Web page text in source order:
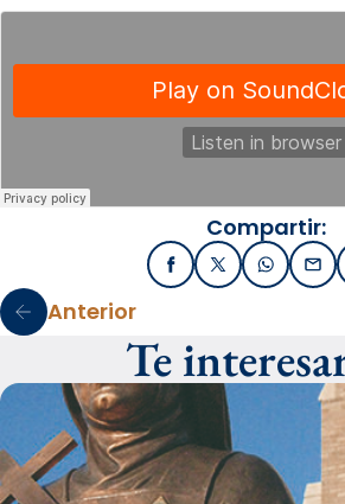
Compartir:
FacebookX / Twitter
Anterior
Te